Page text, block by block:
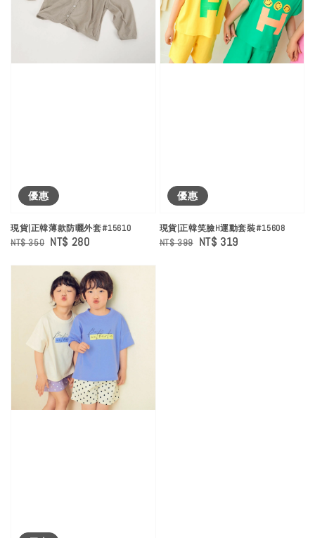
優惠
現貨|正韓薄款防曬外套#15610
Regular
NT$ 350 Sale
NT$ 280
優惠
現貨|正韓笑臉H運動套裝#15608
Regular
NT$ 399 Sale
NT$ 319